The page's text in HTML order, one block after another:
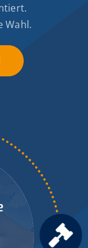
Wahl.